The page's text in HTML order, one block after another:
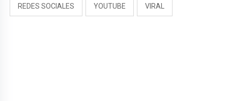
REDES SOCIALES YOUTUBE VIRAL